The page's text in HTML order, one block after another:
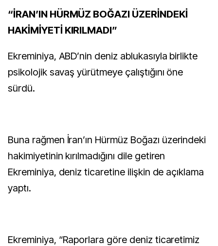
“İRAN’IN HÜRMÜZ BOĞAZI ÜZERİNDEKİ
HAKİMİYETİ KIRILMADI”
Ekreminiya, ABD’nin deniz ablukasıyla birlikte
psikolojik savaş yürütmeye çalıştığını öne
sürdü.
Buna rağmen İran’ın Hürmüz Boğazı üzerindeki
hakimiyetinin kırılmadığını dile getiren
Ekreminiya, deniz ticaretine ilişkin de açıklama
yaptı.
Ekreminiya, “Raporlara göre deniz ticaretimiz